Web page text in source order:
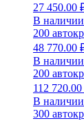
27 450.00
В
200
48 770.00
В
200
112
В
300